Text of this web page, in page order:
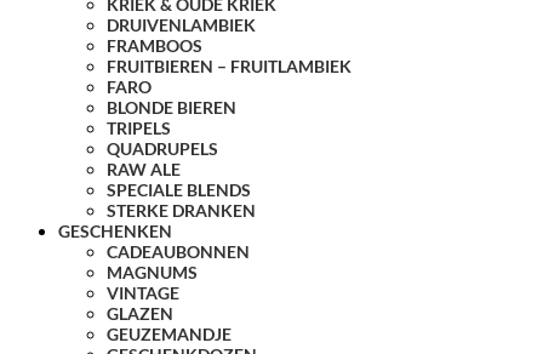
KRIEK & OUDE KRIEK
DRUIVENLAMBIEK
FRAMBOOS
FRUITBIEREN – FRUITLAMBIEK
FARO
BLONDE BIEREN
TRIPELS
QUADRUPELS
RAW ALE
SPECIALE BLENDS
STERKE DRANKEN
GESCHENKEN
CADEAUBONNEN
MAGNUMS
VINTAGE
GLAZEN
GEUZEMANDJE